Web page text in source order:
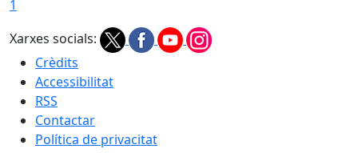
1
Xarxes socials:
Crèdits
Accessibilitat
RSS
Contactar
Política de privacitat